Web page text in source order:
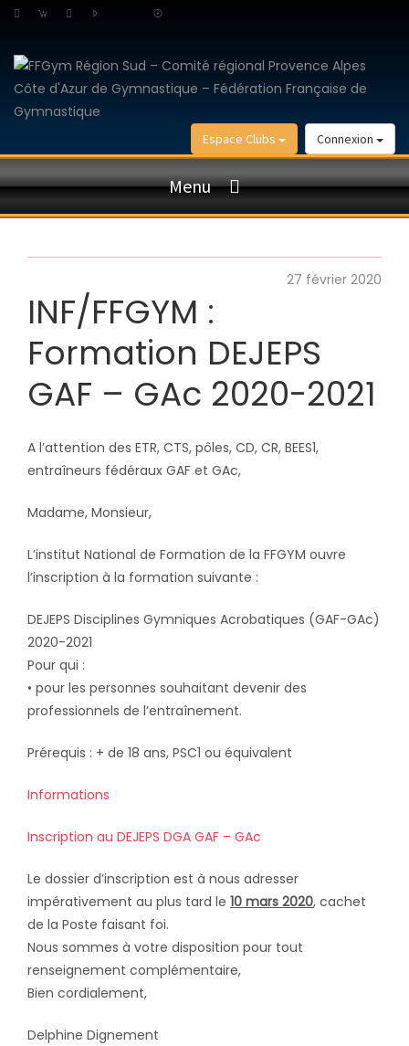
Connexion
Espace Clubs
Menu
27 février 2020
INF/FFGYM :
Formation DEJEPS
GAF – GAc 2020-2021
A l’attention des ETR, CTS, pôles, CD, CR, BEES1,
entraîneurs fédéraux GAF et GAc,
Madame, Monsieur,
L’institut National de Formation de la FFGYM ouvre
l’inscription à la formation suivante :
DEJEPS Disciplines Gymniques Acrobatiques (GAF-GAc)
2020-2021
Pour qui :
• pour les personnes souhaitant devenir des
professionnels de l’entraînement.
Prérequis : + de 18 ans, PSC1 ou équivalent
Informations
Inscription au DEJEPS DGA GAF – GAc
Le dossier d’inscription est à nous adresser
impérativement au plus tard le 10 mars 2020, cachet
de la Poste faisant foi.
Nous sommes à votre disposition pour tout
renseignement complémentaire,
Bien cordialement,
Delphine Dignement